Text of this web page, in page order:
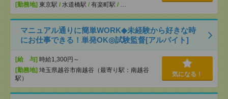
[勤務地] 東京駅 / 水道橋駅 / 有楽町駅 / …
マニュアル通りに簡単WORK◆未経験から好きな時
にお仕事できる！単発OK◎試験監督[アルバイト]
[給 与] 時給1,300円～
[勤務地] 埼玉県越谷市南越谷（最寄り駅：南越谷
駅）
気になる！